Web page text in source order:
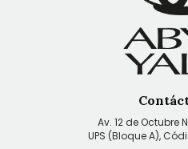
Av. 12 de Octubre
UPS (Bloque A),